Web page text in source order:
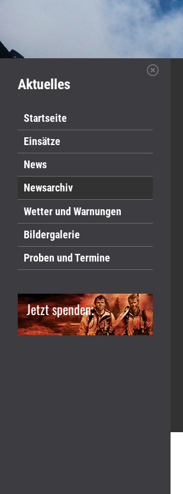
Aktuelles
Startseite
Einsätze
News
Newsarchiv
Wetter und Warnungen
Bildergalerie
Proben und Termine
Jetzt spenden.